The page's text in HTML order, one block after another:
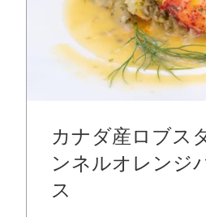
カナダ産ロブス
ンネルオレンジ
ス